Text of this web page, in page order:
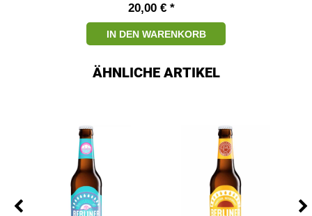
20,00 € *
IN DEN WARENKORB
ÄHNLICHE ARTIKEL